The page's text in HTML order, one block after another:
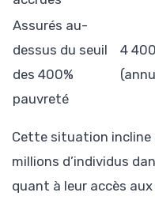
Assurés au-
dessus du seuil
des 400%
pauvreté
4 400
Cette situation incline
millions d’individus
quant à leur accès aux